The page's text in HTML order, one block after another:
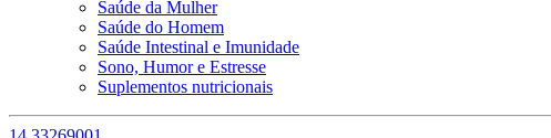
Saúde da Mulher
Saúde do Homem
Saúde Intestinal e Imunidade
Sono, Humor e Estresse
Suplementos nutricionais